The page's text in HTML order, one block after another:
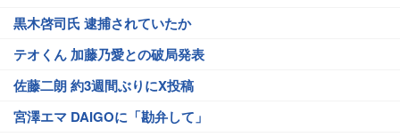
黒木啓司氏 逮捕されていたか
テオくん 加藤乃愛との破局発表
佐藤二朗 約3週間ぶりにX投稿
宮澤エマ DAIGOに「勘弁して」